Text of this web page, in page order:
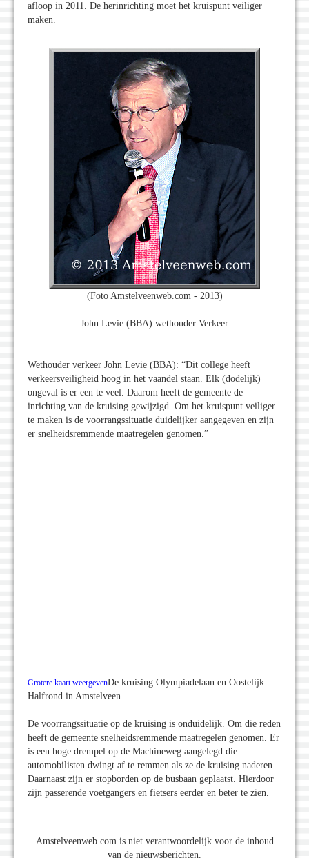
afloop in 2011. De herinrichting moet het kruispunt veiliger
maken.
(Foto Amstelveenweb.com - 2013)
John Levie (BBA) wethouder Verkeer
Wethouder verkeer John Levie (BBA): “Dit college heeft
verkeersveiligheid hoog in het vaandel staan. Elk (dodelijk)
ongeval is er een te veel. Daarom heeft de gemeente de
inrichting van de kruising gewijzigd. Om het kruispunt veiliger
te maken is de voorrangssituatie duidelijker aangegeven en zijn
er snelheidsremmende maatregelen genomen.”
Grotere kaart weergevenDe kruising Olympiadelaan en Oostelijk
Halfrond in Amstelveen
De voorrangssituatie op de kruising is onduidelijk. Om die reden
heeft de gemeente snelheidsremmende maatregelen genomen. Er
is een hoge drempel op de Machineweg aangelegd die
automobilisten dwingt af te remmen als ze de kruising naderen.
Daarnaast zijn er stopborden op de busbaan geplaatst. Hierdoor
zijn passerende voetgangers en fietsers eerder en beter te zien.
Amstelveenweb.com is niet verantwoordelijk voor de inhoud
van de nieuwsberichten.